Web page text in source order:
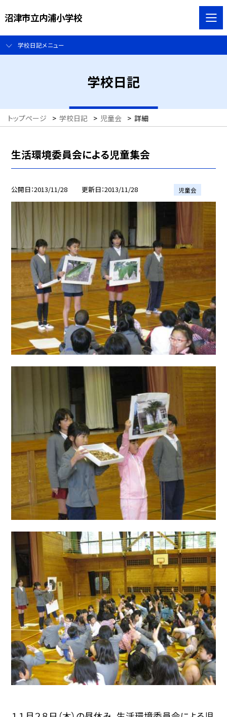
沼津市立内浦小学校
学校日記メニュー
学校日記
トップページ > 学校日記 > 児童会 > 詳細
生活環境委員会による児童集会
公開日 2013/11/28 更新日 2013/11/28 児童会